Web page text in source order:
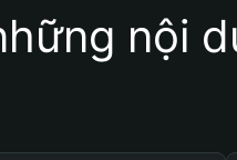
nội